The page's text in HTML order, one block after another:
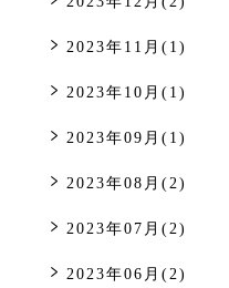
2023年11月(1)
2023年10月(1)
2023年09月(1)
2023年08月(2)
2023年07月(2)
2023年06月(2)